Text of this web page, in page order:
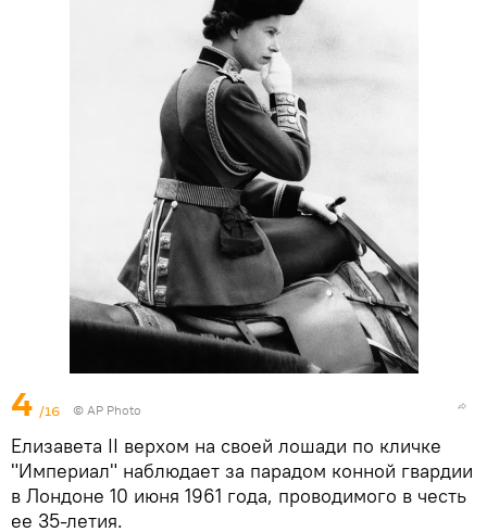
4 /16 © AP Photo
Елизавета II верхом на своей лошади по кличке
"Империал" наблюдает за парадом конной гвардии
в Лондоне 10 июня 1961 года, проводимого в честь
ее 35-летия.